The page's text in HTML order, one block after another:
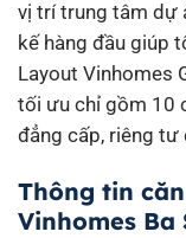
vị trí trung tâm dự
kế hàng đầu giúp
Layout Vinhomes
tối ưu chỉ gồm 10
đẳng cấp, riêng tư
Thông tin
Vinhomes Ba